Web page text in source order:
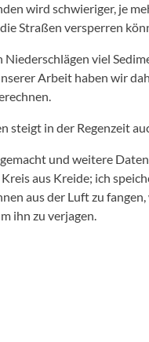
wird schwieriger, je
Straßen versperren
viel
Arbeit haben wir
in der Regenzeit
und weitere
aus Kreide; ich
aus der Luft zu
ihn zu verjagen.